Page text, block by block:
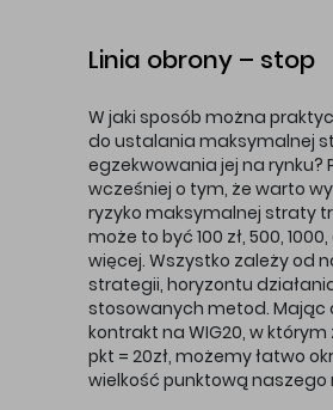
Linia obrony – stop
W jaki sposób można
do ustalania maksymalnej
egzekwowania jej na rynku?
wcześniej o tym, że warto
ryzyko maksymalnej straty
może to być 100 zł, 500,
więcej. Wszystko zależy od
strategii, horyzontu
stosowanych metod. Mając
kontrakt na WIG20, w którym
pkt = 20zł, możemy łatwo
wielkość punktową naszego